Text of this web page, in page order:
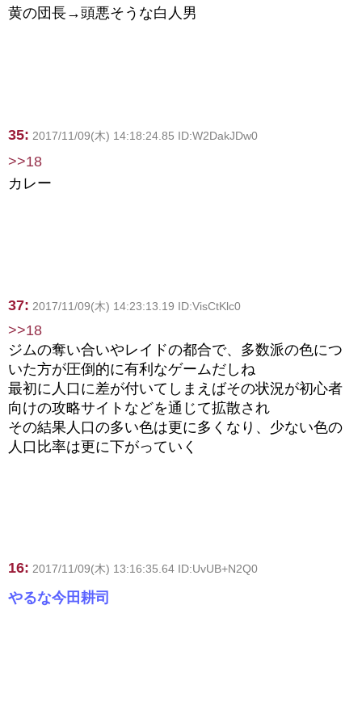
黄の団長→頭悪そうな白人男
35: 2017/11/09(木) 14:18:24.85 ID:W2DakJDw0
>>18
カレー
37: 2017/11/09(木) 14:23:13.19 ID:VisCtKlc0
>>18
ジムの奪い合いやレイドの都合で、多数派の色につ
いた方が圧倒的に有利なゲームだしね
最初に人口に差が付いてしまえばその状況が初心者
向けの攻略サイトなどを通じて拡散され
その結果人口の多い色は更に多くなり、少ない色の
人口比率は更に下がっていく
16: 2017/11/09(木) 13:16:35.64 ID:UvUB+N2Q0
やるな今田耕司